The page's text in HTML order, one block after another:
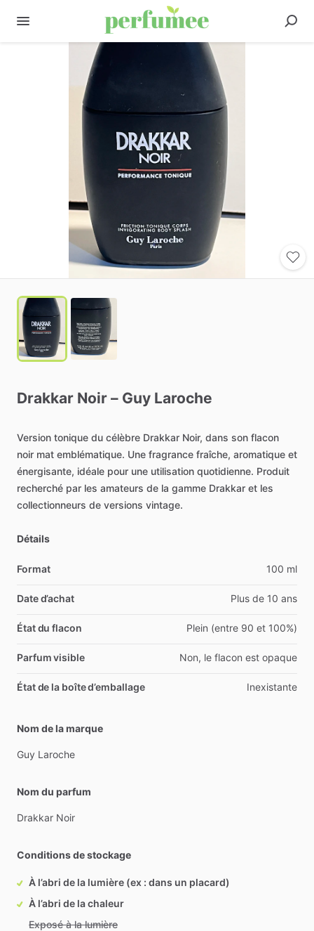
Drakkar Noir – Guy Laroche
Version tonique du célèbre Drakkar Noir, dans son flacon
noir mat emblématique. Une fragrance fraîche, aromatique et
énergisante, idéale pour une utilisation quotidienne. Produit
recherché par les amateurs de la gamme Drakkar et les
collectionneurs de versions vintage.
Détails
Format 100 ml
Date d’achat Plus de 10 ans
État du flacon Plein (entre 90 et 100%)
Parfum visible Non, le flacon est opaque
État de la boîte d’emballage Inexistante
Nom de la marque
Guy Laroche
Nom du parfum
Drakkar Noir
Conditions de stockage
À l’abri de la lumière (ex : dans un placard)
À l’abri de la chaleur
Exposé à la lumière